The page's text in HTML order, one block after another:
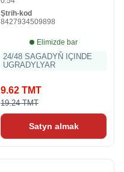
Ştrih-kod
8427934509898
Elimizde bar
24/48 SAGADYŇ IÇINDE
UGRADYLYAR
9.62 TMT
19.24 TMT
Satyn almak